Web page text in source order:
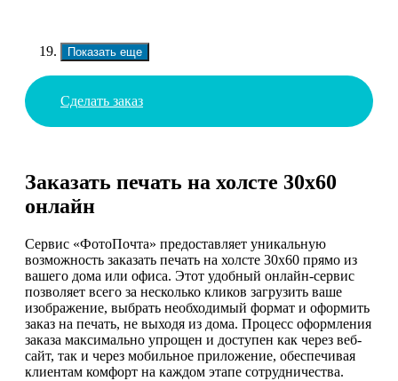
Показать еще
Сделать заказ
Заказать печать на холсте 30х60
онлайн
Сервис «ФотоПочта» предоставляет уникальную
возможность заказать печать на холсте 30х60 прямо из
вашего дома или офиса. Этот удобный онлайн-сервис
позволяет всего за несколько кликов загрузить ваше
изображение, выбрать необходимый формат и оформить
заказ на печать, не выходя из дома. Процесс оформления
заказа максимально упрощен и доступен как через веб-
сайт, так и через мобильное приложение, обеспечивая
клиентам комфорт на каждом этапе сотрудничества.